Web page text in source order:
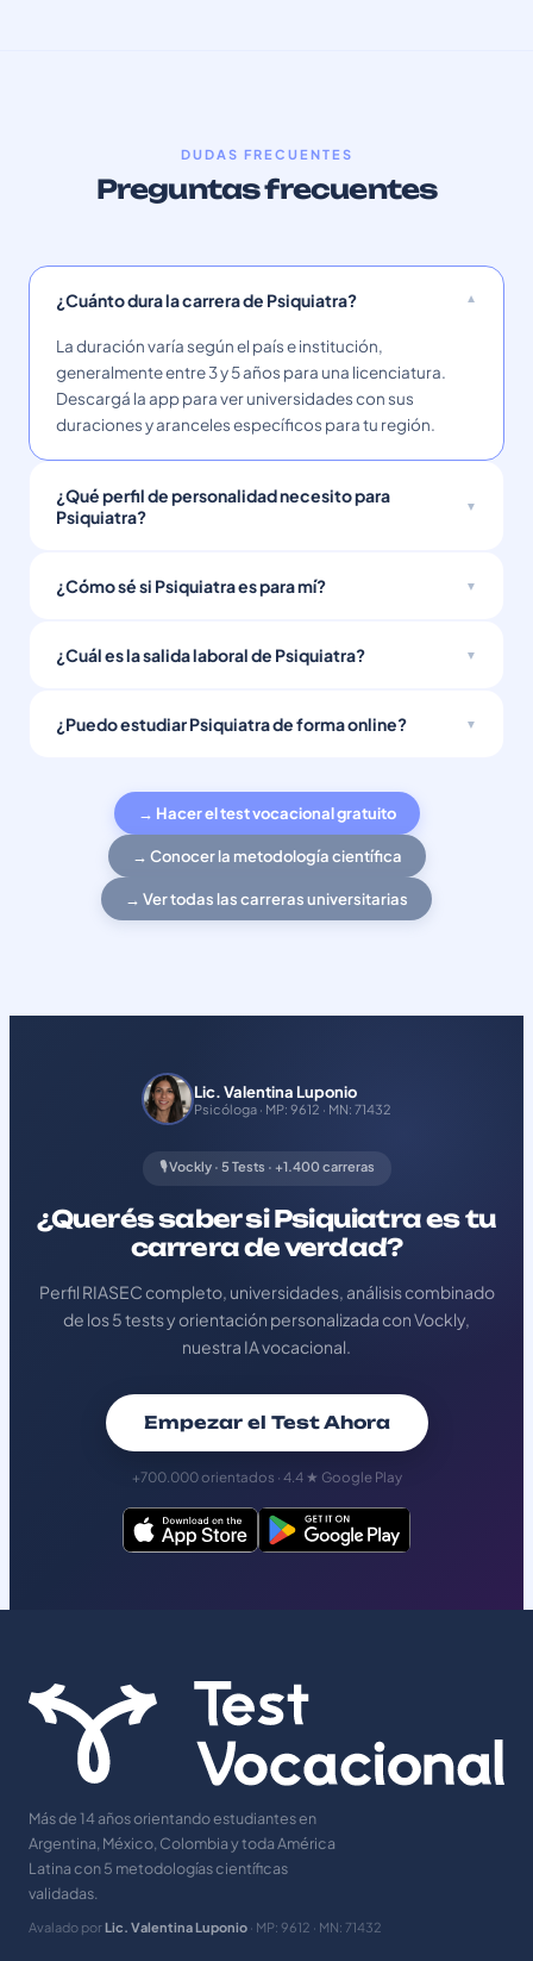
DUDAS FRECUENTES
Preguntas frecuentes
¿Cuánto dura la carrera de Psiquiatra?
La duración varía según el país e institución,
generalmente entre 3 y 5 años para una licenciatura.
Descargá la app para ver universidades con sus
duraciones y aranceles específicos para tu región.
¿Qué perfil de personalidad necesito para
Psiquiatra?
¿Cómo sé si Psiquiatra es para mí?
¿Cuál es la salida laboral de Psiquiatra?
¿Puedo estudiar Psiquiatra de forma online?
→ Hacer el test vocacional gratuito
→ Conocer la metodología científica
→ Ver todas las carreras universitarias
Lic. Valentina Luponio
Psicóloga · MP: 9612 · MN: 71432
🎙️ Vockly · 5 Tests · +1.400 carreras
¿Querés saber si Psiquiatra es tu
carrera de verdad?
Perfil RIASEC completo, universidades, análisis combinado
de los 5 tests y orientación personalizada con Vockly,
nuestra IA vocacional.
Empezar el Test Ahora
+700.000 orientados · 4.4 ★ Google Play
Más de 14 años orientando estudiantes en
Argentina, México, Colombia y toda América
Latina con 5 metodologías científicas
validadas.
Avalado por Lic. Valentina Luponio · MP: 9612 · MN: 71432